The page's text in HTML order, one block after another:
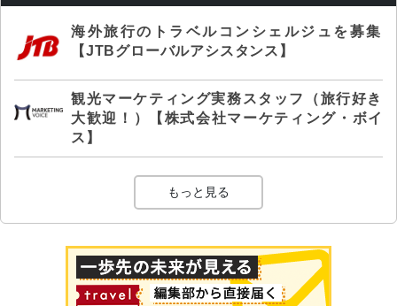
海外旅行のトラベルコンシェルジュを募集
【JTBグローバルアシスタンス】
観光マーケティング実務スタッフ（旅行好き
大歓迎！）【株式会社マーケティング・ボイ
ス】
もっと見る